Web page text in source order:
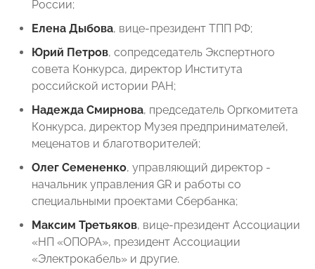
России;
Елена Дыбова, вице-президент ТПП РФ;
Юрий Петров, сопредседатель Экспертного
совета Конкурса, директор Института
российской истории РАН;
Надежда Смирнова, председатель Оргкомитета
Конкурса, директор Музея предпринимателей,
меценатов и благотворителей;
Олег Семененко, управляющий директор -
начальник управления GR и работы со
специальными проектами Сбербанка;
Максим Третьяков, вице-президент Ассоциации
«НП «ОПОРА», президент Ассоциации
«Электрокабель» и другие.